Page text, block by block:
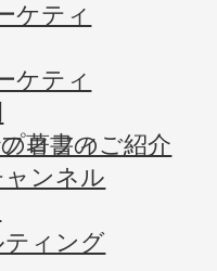
ケティ
ケティ
ロフィ
ィング
著書のご紹介
ンネル